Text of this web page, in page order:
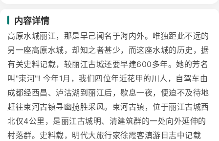
内容详情
高原水城丽江，那是早己闻名于海内外。唯独距此不远的
另一座高原水城，却知之者甚少，而这座水城的历史，据
有关史料记载，较丽江古城还要早建600多年。她的芳名
叫"束河"! 今年1月，我们四位年近花甲的川人，自驾车由
成都经西昌、泸沽湖到丽江后，歇息一夜，便迫不及待地
赶往束河古镇寻幽揽胜采风。束河古镇，位于丽江古城西
北仅4公里，是丽江古城明、清建筑群的一处向外延伸的
村落群。史料载，明代大旅行家徐霞客滇游日志中记载